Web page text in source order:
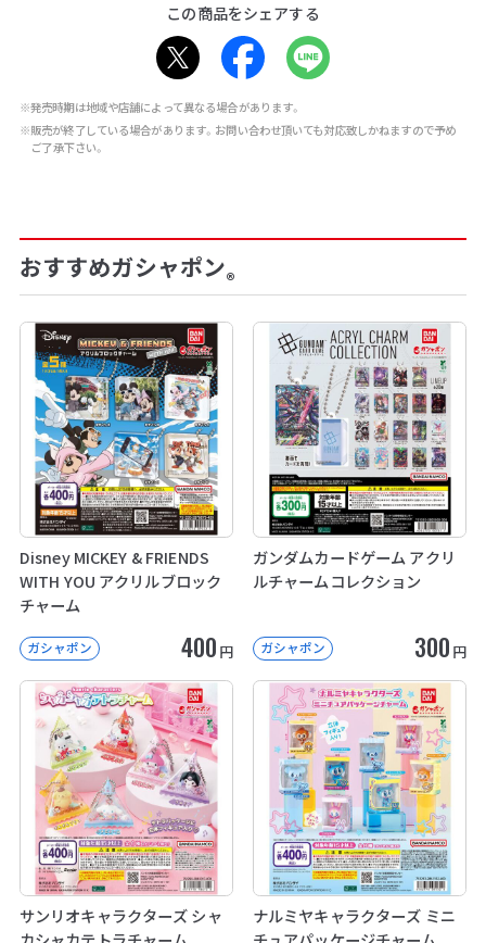
この商品をシェアする
※発売時期は地域や店舗によって異なる場合があります。
※販売が終了している場合があります。お問い合わせ頂いても対応致しかねますので予め
ご了承下さい。
おすすめガシャポン®
Disney MICKEY & FRIENDS
WITH YOU アクリルブロック
チャーム
ガシャポン 400 円
ガンダムカードゲーム アクリ
ルチャームコレクション
ガシャポン 300 円
サンリオキャラクターズ シャ
ナルミヤキャラクターズ ミニ